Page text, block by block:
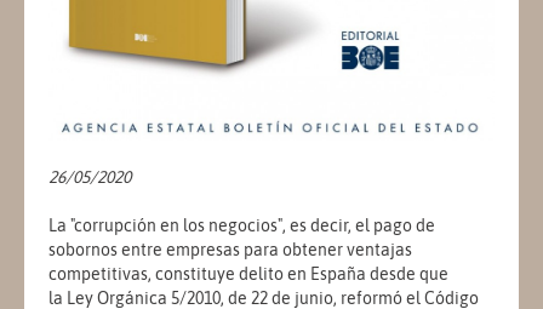
26/05/2020
La "corrupción en los negocios", es decir, el pago de
sobornos entre empresas para obtener ventajas
competitivas, constituye delito en España desde que
la Ley Orgánica 5/2010, de 22 de junio, reformó el Código